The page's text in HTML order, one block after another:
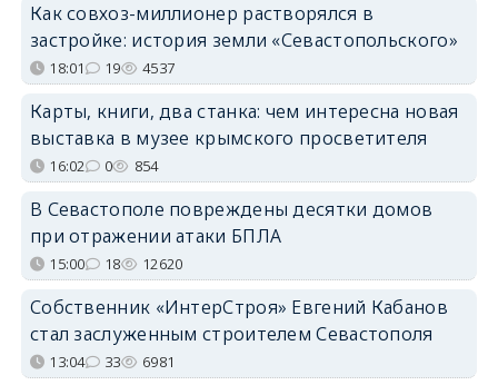
Как совхоз-миллионер растворялся в
застройке: история земли «Севастопольского»
18:01 19 4537
Карты, книги, два станка: чем интересна новая
выставка в музее крымского просветителя
16:02 0 854
В Севастополе повреждены десятки домов
при отражении атаки БПЛА
15:00 18 12620
Собственник «ИнтерСтроя» Евгений Кабанов
стал заслуженным строителем Севастополя
13:04 33 6981